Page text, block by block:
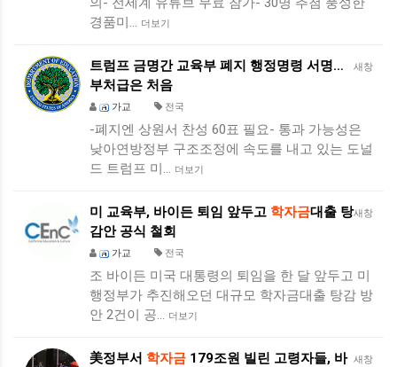
경품미… 더보기
새창
트럼프 금명간 교육부 폐지 행정명령 서명…
부처급은 처음
가교 전국
-폐지엔 상원서 찬성 60표 필요- 통과 가능성은
낮아연방정부 구조조정에 속도를 내고 있는 도널
드 트럼프 미… 더보기
새창
미 교육부, 바이든 퇴임 앞두고 학자금대출 탕
감안 공식 철회
가교 전국
조 바이든 미국 대통령의 퇴임을 한 달 앞두고 미
행정부가 추진해오던 대규모 학자금대출 탕감 방
안 2건이 공… 더보기
새창
美정부서 학자금 179조원 빌린 고령자들, 바